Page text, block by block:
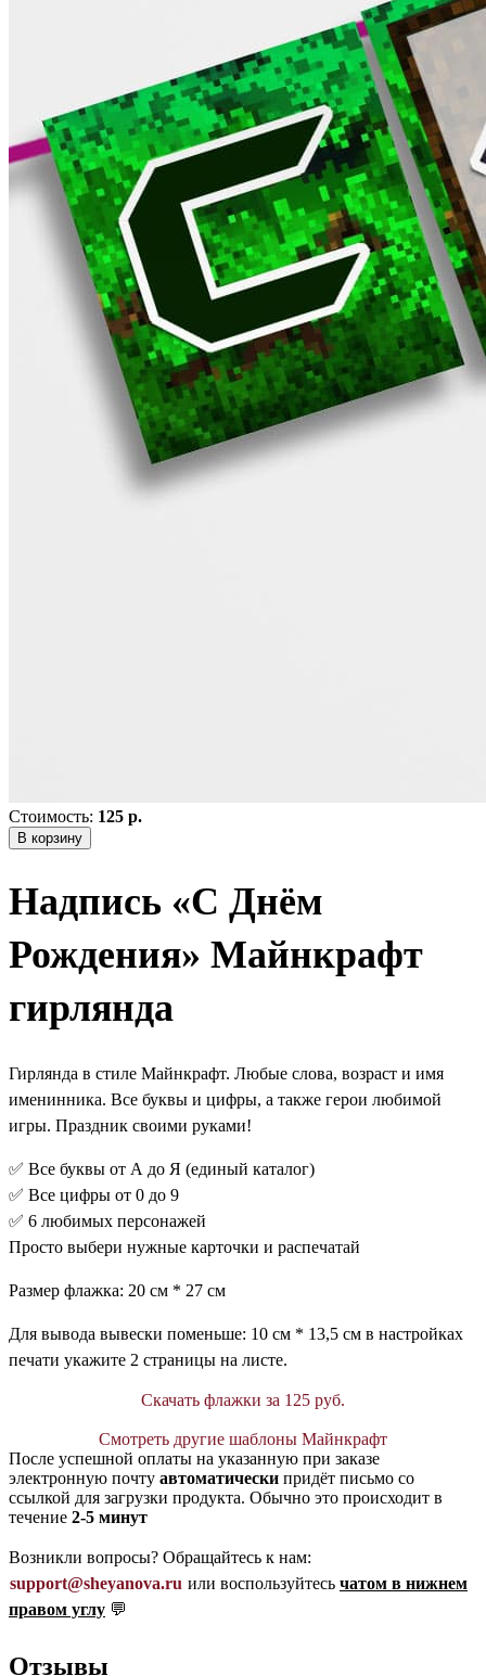
Стоимость: 125 р.
В корзину
Надпись «С Днём
Рождения» Майнкрафт
гирлянда
Гирлянда в стиле Майнкрафт. Любые слова, возраст и имя
именинника. Все буквы и цифры, а также герои любимой
игры. Праздник своими руками!
✅ Все буквы от А до Я (единый каталог)
✅ Все цифры от 0 до 9
✅ 6 любимых персонажей
Просто выбери нужные карточки и распечатай
Размер флажка: 20 см * 27 см
Для вывода вывески поменьше: 10 см * 13,5 см в настройках
печати укажите 2 страницы на листе.
Скачать флажки за 125 руб.
Смотреть другие шаблоны Майнкрафт
После успешной оплаты на указанную при заказе
электронную почту автоматически придёт письмо со
ссылкой для загрузки продукта. Обычно это происходит в
течение 2-5 минут
Возникли вопросы? Обращайтесь к нам:
support@sheyanova.ru или воспользуйтесь чатом в нижнем
правом углу 💬
Отзывы